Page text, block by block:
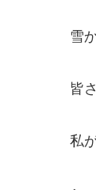
雪
皆
私